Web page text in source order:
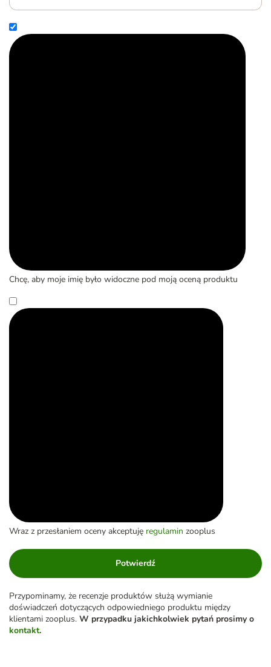
Chcę, aby moje imię było widoczne pod moją oceną produktu
Wraz z przesłaniem oceny akceptuję regulamin zooplus
Potwierdź
Przypominamy, że recenzje produktów służą wymianie
doświadczeń dotyczących odpowiedniego produktu między
klientami zooplus. W przypadku jakichkolwiek pytań prosimy o
kontakt.